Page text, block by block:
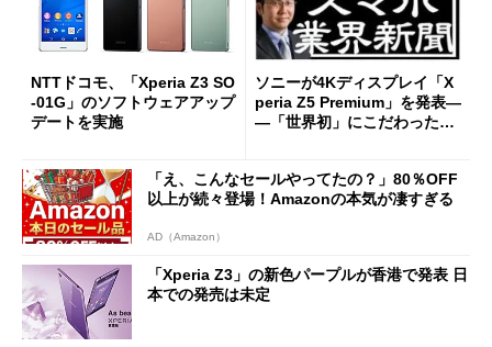
NTTドコモ、「Xperia Z3 SO
-01G」のソフトウェアアップ
デートを実施
ソニーが4Kディスプレイ「X
peria Z5 Premium」を発表―
―「世界初」にこだわった意
「え、こんなセールやってたの？」80％OFF
以上が続々登場！Amazonの本気が凄すぎる
AD（Amazon）
「Xperia Z3」の新色パープルが香港で発表 日
本での発売は未定